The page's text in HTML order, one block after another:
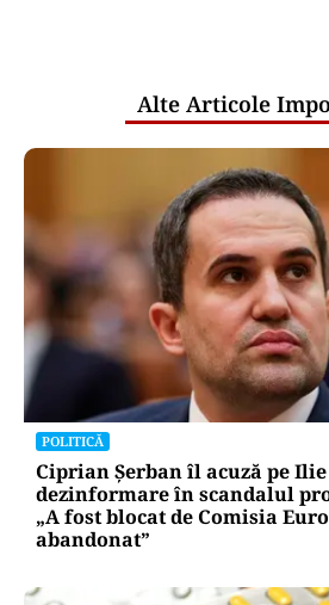
Alte Articole
POLITICĂ
Ciprian Șerban îl acuză pe
dezinformare în scandalul
„A fost blocat de Comisia
abandonat”